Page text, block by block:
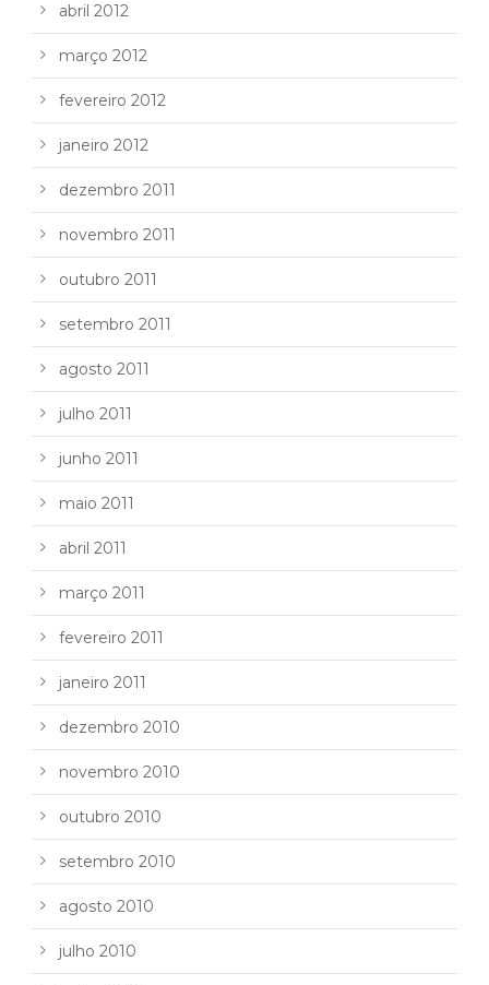
abril 2012
março 2012
fevereiro 2012
janeiro 2012
dezembro 2011
novembro 2011
outubro 2011
setembro 2011
agosto 2011
julho 2011
junho 2011
maio 2011
abril 2011
março 2011
fevereiro 2011
janeiro 2011
dezembro 2010
novembro 2010
outubro 2010
setembro 2010
agosto 2010
julho 2010